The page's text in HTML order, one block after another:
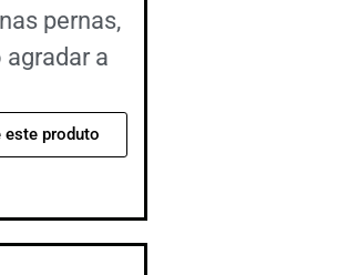
pernas,
a
este produto